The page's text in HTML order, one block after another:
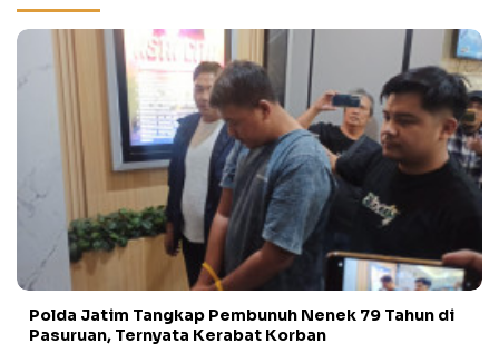
Polda Jatim Tangkap Pembunuh Nenek 79 Tahun di
Pasuruan, Ternyata Kerabat Korban